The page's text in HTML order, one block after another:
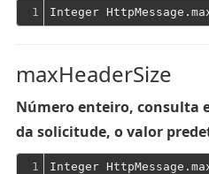
1
maxHeaderSize
Número enteiro, consulta
da solicitude, o valor
1